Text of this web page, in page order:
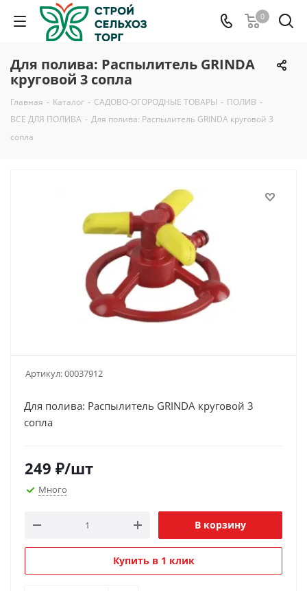
0
Для полива: Распылитель GRINDA
круговой 3 сопла
Главная - Каталог - САДОВО-ОГОРОДНЫЕ ТОВАРЫ - ПОЛИВ -
ВСЕ ДЛЯ ПОЛИВА - Для полива: Распылитель GRINDA круговой 3
сопла
Артикул:00037912
Для полива: Распылитель GRINDA круговой 3
сопла
249 ₽/шт
Много
В корзину
Купить в 1 клик